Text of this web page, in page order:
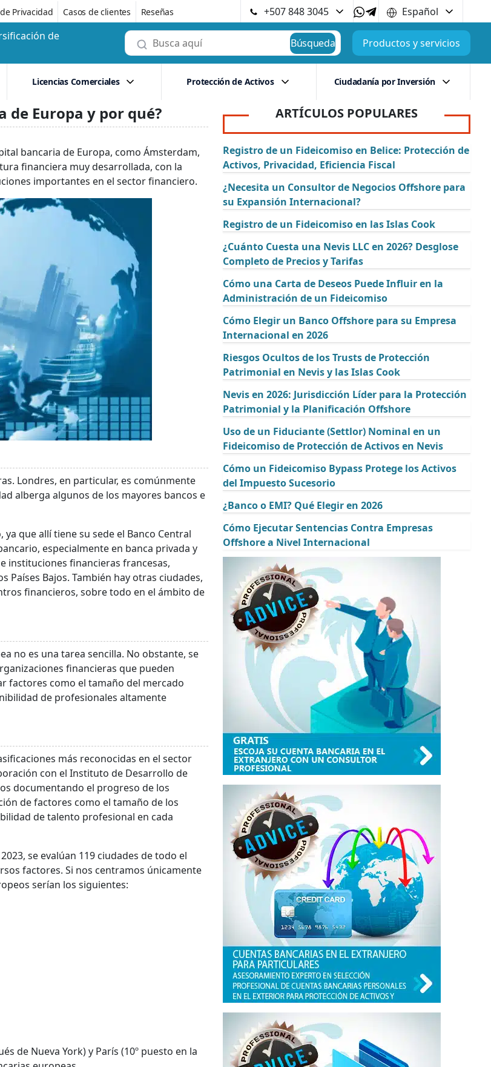
Privacidad Casos de clientes Reseñas +507 848 3045
Español
de
Búsqueda Productos y servicios
Licencias Comerciales Protección de Activos Ciudadanía por Inversión
de Europa y por qué?
bancaria de Europa, como Ámsterdam,
financiera muy desarrollada, con la
importantes en el sector financiero.
Londres, en particular, es comúnmente
alberga algunos de los mayores bancos e
que allí tiene su sede el Banco Central
especialmente en banca privada y
instituciones financieras francesas,
Bajos. También hay otras ciudades,
financieros, sobre todo en el ámbito de
no es una tarea sencilla. No obstante, se
financieras que pueden
factores como el tamaño del mercado
de profesionales altamente
más reconocidas en el sector
con el Instituto de Desarrollo de
documentando el progreso de los
de factores como el tamaño de los
de talento profesional en cada
se evalúan 119 ciudades de todo el
factores. Si nos centramos únicamente
serían los siguientes:
de Nueva York) y París (10º puesto en la
ARTÍCULOS POPULARES
Registro de un Fideicomiso en Belice: Protección de
Activos, Privacidad, Eficiencia Fiscal
¿Necesita un Consultor de Negocios Offshore para
su Expansión Internacional?
Registro de un Fideicomiso en las Islas Cook
¿Cuánto Cuesta una Nevis LLC en 2026? Desglose
Completo de Precios y Tarifas
Cómo una Carta de Deseos Puede Influir en la
Administración de un Fideicomiso
Cómo Elegir un Banco Offshore para su Empresa
Internacional en 2026
Riesgos Ocultos de los Trusts de Protección
Patrimonial en Nevis y las Islas Cook
Nevis en 2026: Jurisdicción Líder para la Protección
Patrimonial y la Planificación Offshore
Uso de un Fiduciante (Settlor) Nominal en un
Fideicomiso de Protección de Activos en Nevis
Cómo un Fideicomiso Bypass Protege los Activos
del Impuesto Sucesorio
¿Banco o EMI? Qué Elegir en 2026
Cómo Ejecutar Sentencias Contra Empresas
Offshore a Nivel Internacional